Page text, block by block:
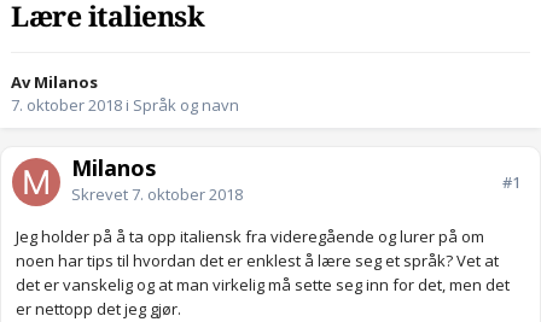
Lære italiensk
Av Milanos
7. oktober 2018 i Språk og navn
Milanos
Skrevet7. oktober 2018
#1
Jeg holder på å ta opp italiensk fra videregående og lurer på om
noen har tips til hvordan det er enklest å lære seg et språk? Vet at
det er vanskelig og at man virkelig må sette seg inn for det, men det
er nettopp det jeg gjør.